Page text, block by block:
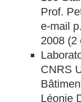
Prof.
e-mail
2008 (2
CNRS
Léonie